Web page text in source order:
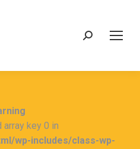
Recherche
array key 0 in
wp-includes/class-wp-